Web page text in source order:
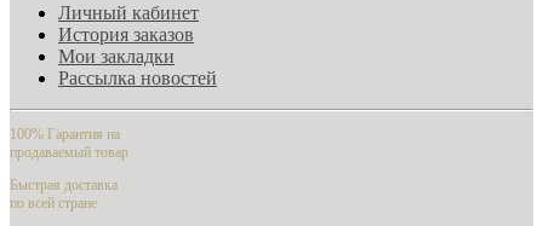
Личный кабинет
История заказов
Мои закладки
Рассылка новостей
100% Гарантия на
продаваемый товар
Быстрая доставка
по всей стране